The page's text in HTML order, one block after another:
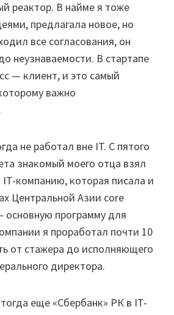
реактор. В найме я тоже
предлагала новое, но
все согласования, он
неузнаваемости. В стартапе
— клиент, и это самый
важно
не работал вне IT. С пятого
знакомый моего отца взял
компанию, которая писала и
Центральной Азии core
основную программу для
я проработал почти 10
от стажера до исполняющего
директора.
еще «Сбербанк» РК в IT-